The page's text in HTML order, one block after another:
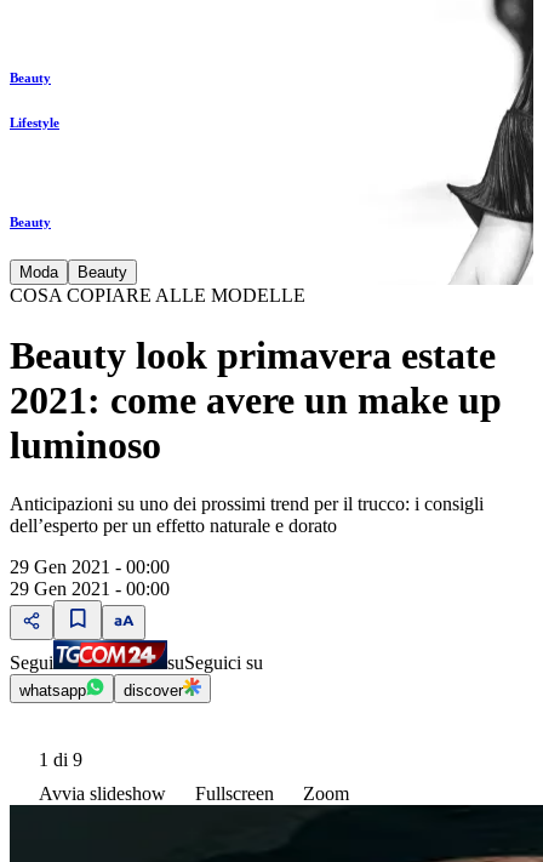
Beauty
Lifestyle
Beauty
Moda Beauty
COSA COPIARE ALLE MODELLE
Beauty look primavera estate
2021: come avere un make up
luminoso
Anticipazioni su uno dei prossimi trend per il trucco: i consigli
dell’esperto per un effetto naturale e dorato
29 Gen 2021 - 00:00
29 Gen 2021 - 00:00
Segui suSeguici su
whatsapp discover
1 di 9
Avvia slideshow
Fullscreen Zoom